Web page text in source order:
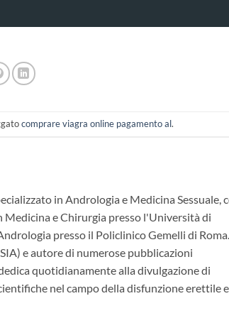
comprare viagra online pagamento al.
in Andrologia e Medicina Sessuale,
Medicina e Chirurgia presso l'Università di
presso il Policlinico Gemelli di
e autore di numerose pubblicazioni
quotidianamente alla divulgazione di
nel campo della disfunzione erettile e